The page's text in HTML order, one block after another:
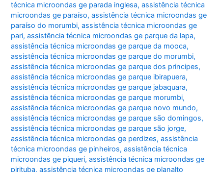
técnica microondas ge parada inglesa,assistência técnica
microondas ge paraíso,assistência técnica microondas ge
paraíso do morumbi,assistência técnica microondas ge
pari,assistência técnica microondas ge parque da lapa,
assistência técnica microondas ge parque da mooca,
assistência técnica microondas ge parque do morumbi,
assistência técnica microondas ge parque dos principes,
assistência técnica microondas ge parque ibirapuera,
assistência técnica microondas ge parque jabaquara,
assistência técnica microondas ge parque morumbi,
assistência técnica microondas ge parque novo mundo,
assistência técnica microondas ge parque são domingos,
assistência técnica microondas ge parque são jorge,
assistência técnica microondas ge perdizes,assistência
técnica microondas ge pinheiros,assistência técnica
microondas ge piqueri,assistência técnica microondas ge
pirituba,assistência técnica microondas ge planalto